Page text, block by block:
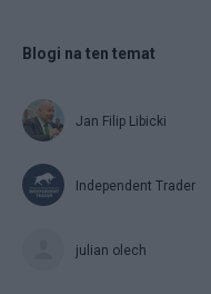
Blogi na ten temat
Jan Filip Libicki
Independent Trader
julian olech